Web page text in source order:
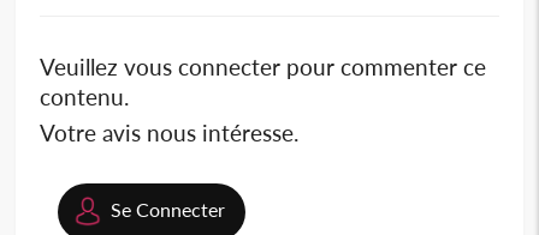
Veuillez vous connecter pour commenter ce
contenu.
Votre avis nous intéresse.
Se Connecter